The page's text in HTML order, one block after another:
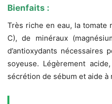
Bienfaits :
Très riche en eau, la tomate
C), de minéraux
d’antioxydants nécessaires
soyeuse. Légèrement
sécrétion de sébum et aide